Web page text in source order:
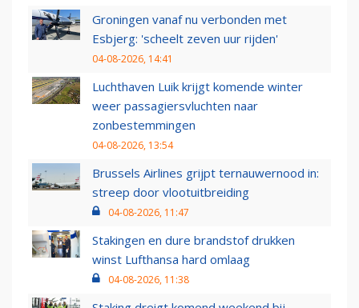
Groningen vanaf nu verbonden met
Esbjerg: 'scheelt zeven uur rijden'
04-08-2026, 14:41
Luchthaven Luik krijgt komende winter
weer passagiersvluchten naar
zonbestemmingen
04-08-2026, 13:54
Brussels Airlines grijpt ternauwernood in:
streep door vlootuitbreiding
04-08-2026, 11:47
Stakingen en dure brandstof drukken
winst Lufthansa hard omlaag
04-08-2026, 11:38